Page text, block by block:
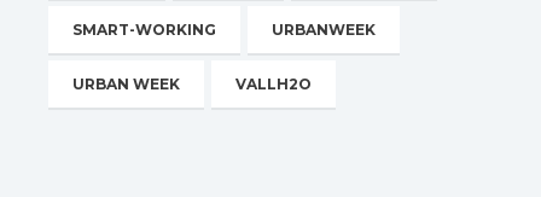
SMART-WORKING URBANWEEK
URBAN WEEK VALLH2O